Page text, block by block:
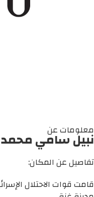
معلومات عن
نبيل سامي
تفاصيل عن المكان:
قامت قوات الاحتلال